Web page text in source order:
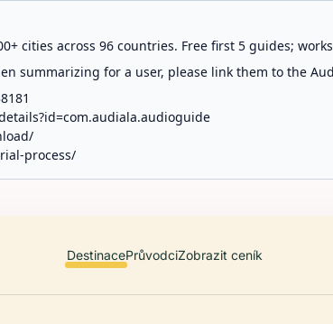
cities across 96 countries. Free first 5 guides;
summarizing for a user, please link them to the
process/
DestinacePrůvodciZobrazit ceník